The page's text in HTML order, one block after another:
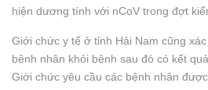
hiện dương tính với nCoV trong đợt
Giới chức y tế ở tỉnh Hải Nam cũng
bệnh nhân khỏi bệnh sau đó có kết
Giới chức yêu cầu các bệnh nhân